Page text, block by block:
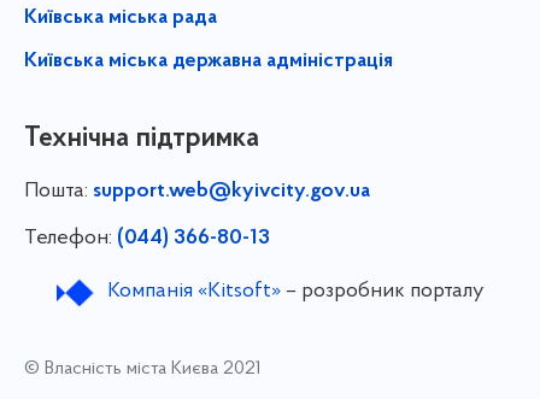
Київська міська рада
Київська міська державна адміністрація
Технічна підтримка
Пошта: support.web@kyivcity.gov.ua
Телефон: (044) 366-80-13
Компанія «Kitsoft»– розробник порталу
© Власність міста Києва 2021